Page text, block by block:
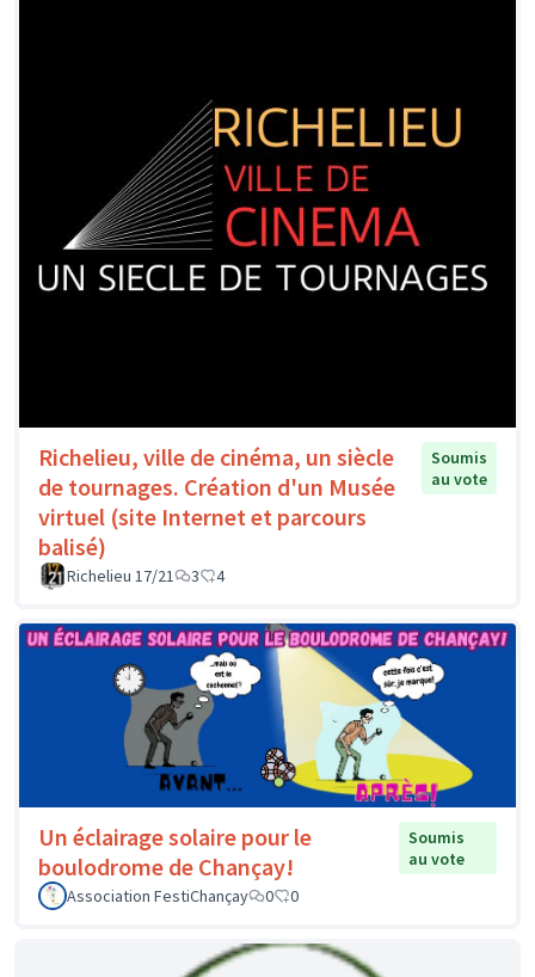
Richelieu, ville de cinéma, un siècle
de tournages. Création d'un Musée
virtuel (site Internet et parcours
balisé)
Soumis
au vote
Richelieu 17/21 3 4
Un éclairage solaire pour le
boulodrome de Chançay!
Soumis
au vote
Association FestiChançay
0 0